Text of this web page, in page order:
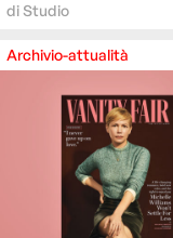
diStudio
Archivio-attualità